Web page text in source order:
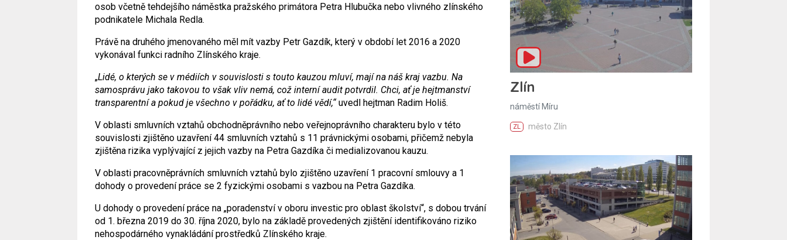
osob včetně tehdejšího náměstka pražského primátora Petra Hlubučka nebo vlivného zlínského
podnikatele Michala Redla.
Právě na druhého jmenovaného měl mít vazby Petr Gazdík, který v období let 2016 a 2020
vykonával funkci radního Zlínského kraje.
„Lidé, o kterých se v médiích v souvislosti s touto kauzou mluví, mají na náš kraj vazbu. Na
samosprávu jako takovou to však vliv nemá, což interní audit potvrdil. Chci, ať je hejtmanství
transparentní a pokud je všechno v pořádku, ať to lidé vědí,“uvedl hejtman Radim Holiš.
V oblasti smluvních vztahů obchodněprávního nebo veřejnoprávního charakteru bylo v této
souvislosti zjištěno uzavření 44 smluvních vztahů s 11 právnickými osobami, přičemž nebyla
zjištěna rizika vyplývající z jejich vazby na Petra Gazdíka či medializovanou kauzu.
V oblasti pracovněprávních smluvních vztahů bylo zjištěno uzavření 1 pracovní smlouvy a 1
dohody o provedení práce se 2 fyzickými osobami s vazbou na Petra Gazdíka.
U dohody o provedení práce na „poradenství v oboru investic pro oblast školství“, s dobou trvání
od 1. března 2019 do 30. října 2020, bylo na základě provedených zjištění identifikováno riziko
nehospodárného vynakládání prostředků Zlínského kraje.
Zlín
náměstí Míru
ZL město Zlín